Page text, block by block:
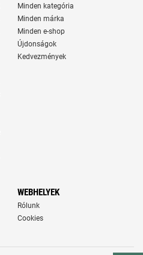
Minden kategória
Minden márka
Minden e-shop
Újdonságok
Kedvezmények
WEBHELYEK
Rólunk
Cookies